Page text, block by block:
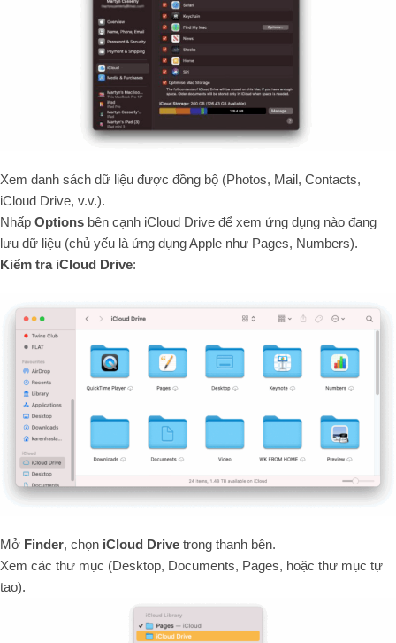
Xem danh sách dữ liệu được đồng bộ (Photos, Mail, Contacts,
iCloud Drive, v.v.).
Nhấp Options bên cạnh iCloud Drive để xem ứng dụng nào đang
lưu dữ liệu (chủ yếu là ứng dụng Apple như Pages, Numbers).
Kiểm tra iCloud Drive:
Mở Finder, chọn iCloud Drive trong thanh bên.
Xem các thư mục (Desktop, Documents, Pages, hoặc thư mục tự
tạo).